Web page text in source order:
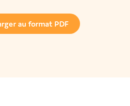
au format PDF